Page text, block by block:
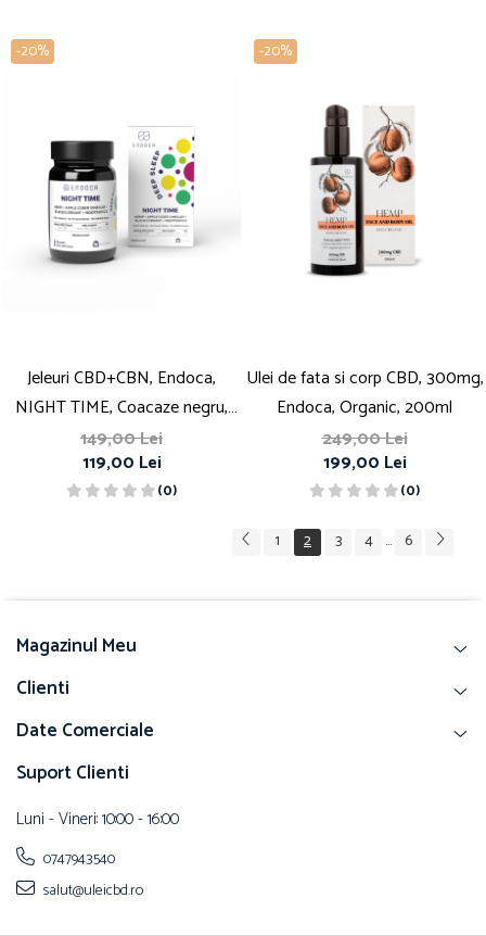
-20%
Jeleuri CBD+CBN, Endoca,
NIGHT TIME, Coacaze negru,
1500mg
149,00 Lei
119,00 Lei
(0)
-20%
Ulei de fata si corp CBD, 300mg,
Endoca, Organic, 200ml
249,00 Lei
199,00 Lei
(0)
1 2 3 4 ... 6
Magazinul Meu
Clienti
Date Comerciale
Suport Clienti
Luni - Vineri: 10:00 - 16:00
0747943540
salut@uleicbd.ro